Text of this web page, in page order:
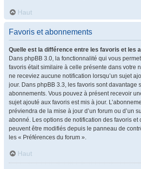
Haut
Favoris et abonnements
Quelle est la différence entre les favoris et les
Dans phpBB 3.0, la fonctionnalité qui vous
favoris était similaire à celle présente dans votre
ne receviez aucune notification lorsqu’un sujet
jour. Dans phpBB 3.3, les favoris sont davantage
abonnements. Vous pouvez à présent recevoir
sujet ajouté aux favoris est mis à jour.
préviendra de la mise à jour d’un forum ou d’un
abonné. Les options de notification des favoris et
peuvent être modifiés depuis le panneau de
les « Préférences du forum ».
Haut